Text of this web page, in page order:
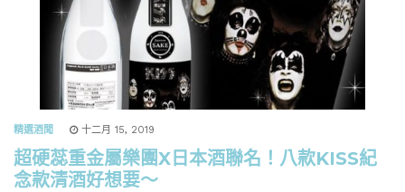
精選酒聞 十二月 15, 2019
超硬蕊重金屬樂團X日本酒聯名！八款KISS紀
念款清酒好想要～